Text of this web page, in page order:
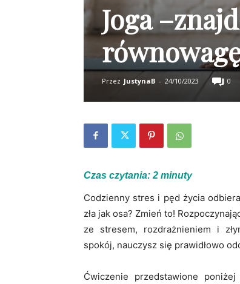
Joga
Przez JustynaB - 24/10/2023 0
Czas czytania: 2 minuty
Codzienny stres i pęd życia
zła jak osa? Zmień to!
ze stresem, rozdrażnieniem i
spokój, nauczysz się prawidłowo
Ćwiczenie przedstawione